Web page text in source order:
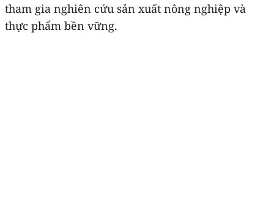
tham gia nghiên cứu sản xuất nông nghiệp và
thực phẩm bền vững.